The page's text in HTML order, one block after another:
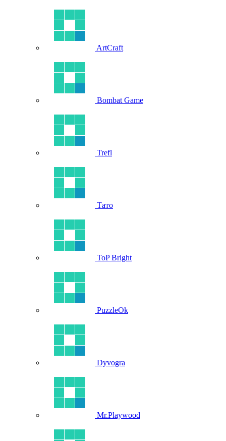
ArtCraft
Bombat Game
Trefl
Тато
ToP Bright
PuzzleOk
Dyvogra
Mr.Playwood